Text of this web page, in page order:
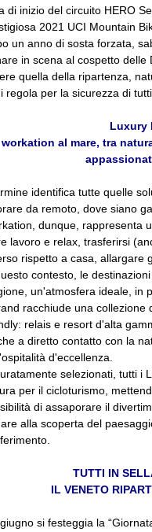
di inizio del circuito HERO
2021 UCI Mountain
un anno di sosta forzata,
in scena al cospetto delle
quella della ripartenza,
regola per la sicurezza di
Luxury
workation al mare, tra
identifica tutte quelle
da remoto, dove siano
dunque, rappresenta
lavoro e relax, trasferirsi
rispetto a casa, allargare
contesto, le
un'atmosfera ideale, in
racchiude una collezione
relais e resort d'alta
a diretto contatto con la
d'eccellenza.
selezionati, tutti i
per il cicloturismo,
di assaporare il
alla scoperta del
TUTTI IN
IL VENETO
si festeggia la